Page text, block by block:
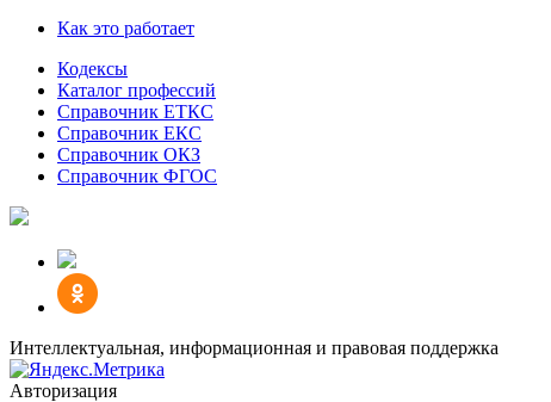
Как это работает
Кодексы
Каталог профессий
Справочник ЕТКС
Справочник ЕКС
Справочник ОКЗ
Справочник ФГОС
Интеллектуальная, информационная и правовая поддержка
Авторизация